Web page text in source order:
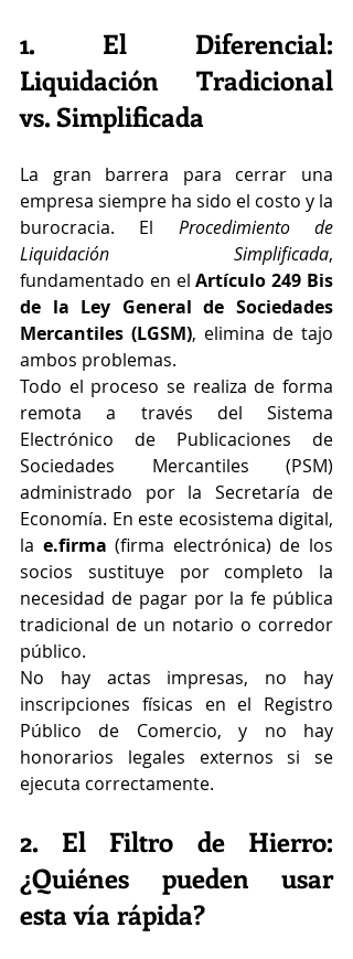
1. El Diferencial:
Liquidación Tradicional
vs. Simplificada
La gran barrera para cerrar una
empresa siempre ha sido el costo y la
burocracia. El Procedimiento de
Liquidación Simplificada,
fundamentado en el Artículo 249 Bis
de la Ley General de Sociedades
Mercantiles (LGSM), elimina de tajo
ambos problemas.
Todo el proceso se realiza de forma
remota a través del Sistema
Electrónico de Publicaciones de
Sociedades Mercantiles (PSM)
administrado por la Secretaría de
Economía. En este ecosistema digital,
la e.firma (firma electrónica) de los
socios sustituye por completo la
necesidad de pagar por la fe pública
tradicional de un notario o corredor
público.
No hay actas impresas, no hay
inscripciones físicas en el Registro
Público de Comercio, y no hay
honorarios legales externos si se
ejecuta correctamente.
2. El Filtro de Hierro:
¿Quiénes pueden usar
esta vía rápida?